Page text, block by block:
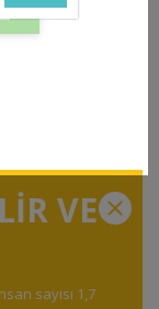
VE
sayısı 1,7